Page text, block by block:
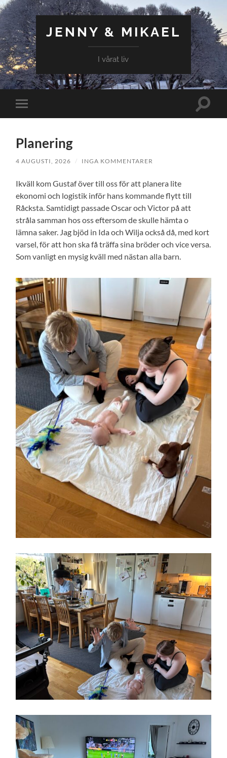
JENNY & MIKAEL
I vårat liv
Slå
på/av
Slå
Planering
4 AUGUSTI, 2026 / INGA KOMMENTARER
Ikväll kom Gustaf över till oss för att planera lite
ekonomi och logistik inför hans kommande flytt till
Råcksta. Samtidigt passade Oscar och Victor på att
stråla samman hos oss eftersom de skulle hämta o
lämna saker. Jag bjöd in Ida och Wilja också då, med kort
varsel, för att hon ska få träffa sina bröder och vice versa.
Som vanligt en mysig kväll med nästan alla barn.